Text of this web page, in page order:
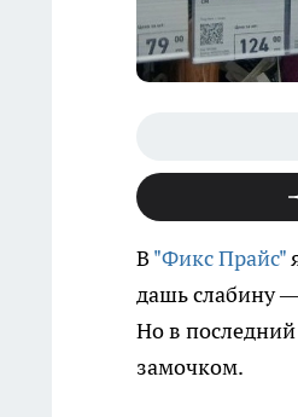
В "Фикс Прайс"
дашь слабину
Но в
замочком.